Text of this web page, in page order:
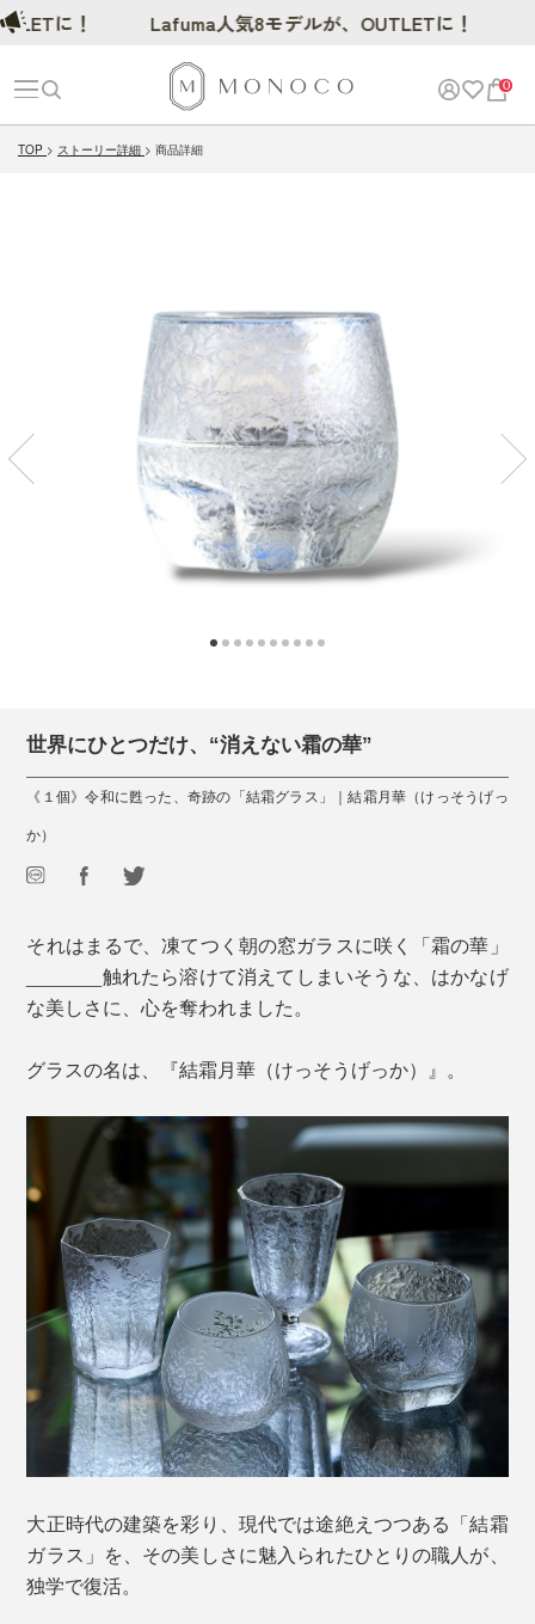
0
TOP ストーリー詳細 商品詳細
世界にひとつだけ、“消えない霜の華”
《１個》令和に甦った、奇跡の「結霜グラス」｜結霜月華（けっそうげっ
か）
それはまるで、凍てつく朝の窓ガラスに咲く「霜の華」
_______触れたら溶けて消えてしまいそうな、はかなげ
な美しさに、心を奪われました。
グラスの名は、『結霜月華（けっそうげっか）』。
大正時代の建築を彩り、現代では途絶えつつある「結霜
ガラス」を、その美しさに魅入られたひとりの職人が、
独学で復活。
に！ Lafuma人気8モデルが、OUTLETに！